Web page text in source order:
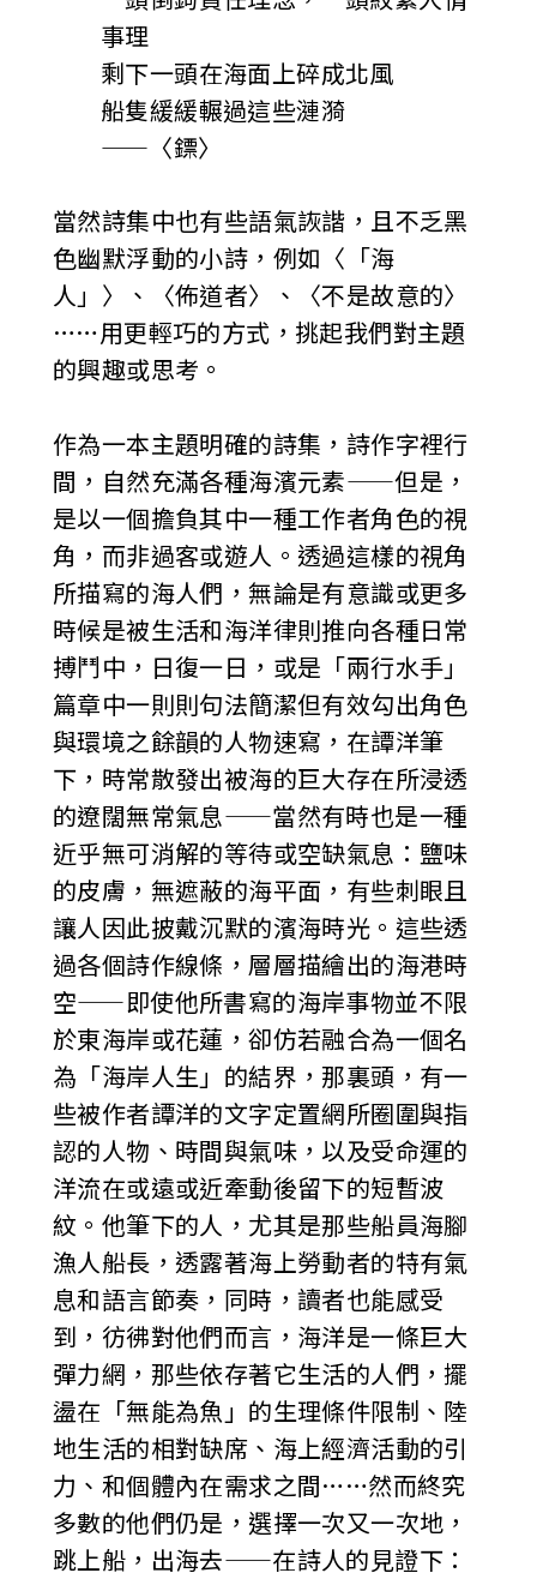
事理
剩下一頭在海面上碎成北風
船隻緩緩輾過這些漣漪
——〈鏢〉
當然詩集中也有些語氣詼諧，且不乏黑
色幽默浮動的小詩，例如〈「海
人」〉、〈佈道者〉、〈不是故意的〉
……用更輕巧的方式，挑起我們對主題
的興趣或思考。
作為一本主題明確的詩集，詩作字裡行
間，自然充滿各種海濱元素——但是，
是以一個擔負其中一種工作者角色的視
角，而非過客或遊人。透過這樣的視角
所描寫的海人們，無論是有意識或更多
時候是被生活和海洋律則推向各種日常
搏鬥中，日復一日，或是「兩行水手」
篇章中一則則句法簡潔但有效勾出角色
與環境之餘韻的人物速寫，在譚洋筆
下，時常散發出被海的巨大存在所浸透
的遼闊無常氣息——當然有時也是一種
近乎無可消解的等待或空缺氣息：鹽味
的皮膚，無遮蔽的海平面，有些刺眼且
讓人因此披戴沉默的濱海時光。這些透
過各個詩作線條，層層描繪出的海港時
空——即使他所書寫的海岸事物並不限
於東海岸或花蓮，卻仿若融合為一個名
為「海岸人生」的結界，那裏頭，有一
些被作者譚洋的文字定置網所圈圍與指
認的人物、時間與氣味，以及受命運的
洋流在或遠或近牽動後留下的短暫波
紋。他筆下的人，尤其是那些船員海腳
漁人船長，透露著海上勞動者的特有氣
息和語言節奏，同時，讀者也能感受
到，彷彿對他們而言，海洋是一條巨大
彈力網，那些依存著它生活的人們，擺
盪在「無能為魚」的生理條件限制、陸
地生活的相對缺席、海上經濟活動的引
力、和個體內在需求之間……然而終究
多數的他們仍是，選擇一次又一次地，
跳上船，出海去——在詩人的見證下：